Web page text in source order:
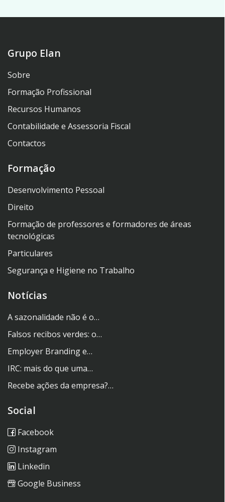
Grupo Elan
Sobre
Formação Profissional
Recursos Humanos
Contabilidade e Assessoria Fiscal
Contactos
Formação
Desenvolvimento Pessoal
Direito
Formação de professores e formadores de áreas
tecnológicas
Particulares
Segurança e Higiene no Trabalho
Notícias
A sazonalidade não é o…
Falsos recibos verdes: o…
Employer Branding e…
IRC: mais do que uma…
Recebe ações da empresa?…
Social
Facebook
Instagram
Linkedin
Google Business